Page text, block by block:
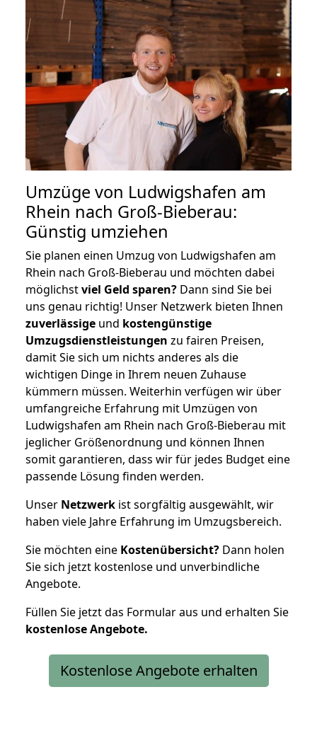
Umzüge von Ludwigshafen am
Rhein nach Groß-Bieberau:
Günstig umziehen
Sie planen einen Umzug von Ludwigshafen am
Rhein nach Groß-Bieberau und möchten dabei
möglichstviel Geld sparen? Dann sind Sie bei
uns genau richtig! Unser Netzwerk bieten Ihnen
zuverlässige und kostengünstige
Umzugsdienstleistungen zu fairen Preisen,
damit Sie sich um nichts anderes als die
wichtigen Dinge in Ihrem neuen Zuhause
kümmern müssen. Weiterhin verfügen wir über
umfangreiche Erfahrung mit Umzügen von
Ludwigshafen am Rhein nach Groß-Bieberau mit
jeglicher Größenordnung und können Ihnen
somit garantieren, dass wir für jedes Budget eine
passende Lösung finden werden.
Unser Netzwerk ist sorgfältig ausgewählt, wir
haben viele Jahre Erfahrung im Umzugsbereich.
Sie möchten eine Kostenübersicht? Dann holen
Sie sich jetzt kostenlose und unverbindliche
Angebote.
Füllen Sie jetzt das Formular aus und erhalten Sie
kostenloseAngebote.
Kostenlose Angebote erhalten